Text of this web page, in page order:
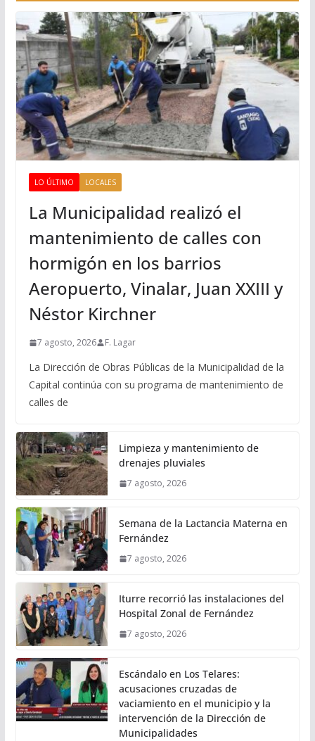
LO ÚLTIMO LOCALES
La Municipalidad realizó el
mantenimiento de calles con
hormigón en los barrios
Aeropuerto, Vinalar, Juan XXIII y
Néstor Kirchner
7 agosto, 2026 F. Lagar
La Dirección de Obras Públicas de la Municipalidad de la
Capital continúa con su programa de mantenimiento de
calles de
Limpieza y mantenimiento de
drenajes pluviales
7 agosto, 2026
Semana de la Lactancia Materna en
Fernández
7 agosto, 2026
Iturre recorrió las instalaciones del
Hospital Zonal de Fernández
7 agosto, 2026
Escándalo en Los Telares:
acusaciones cruzadas de
vaciamiento en el municipio y la
intervención de la Dirección de
Municipalidades